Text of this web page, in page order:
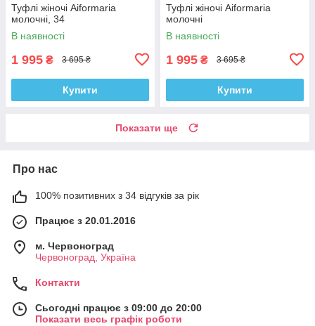
Туфлі жіночі Aiformaria
молочні, 34
В наявності
1 995 ₴ 3 695 ₴
Купити
Туфлі жіночі Aiformaria
молочні
В наявності
1 995 ₴ 3 695 ₴
Купити
Показати ще
Про нас
100% позитивних з 34 відгуків за рік
Працює з 20.01.2016
м. Червоноград
Червоноград, Україна
Контакти
Сьогодні працює з 09:00 до 20:00
Показати весь графік роботи